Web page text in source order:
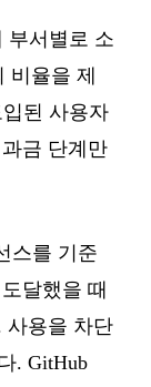
부서별로 소
율을 제
된 사용자
금 단계만
스를 기준
달했을 때
사용을 차단
. GitHub